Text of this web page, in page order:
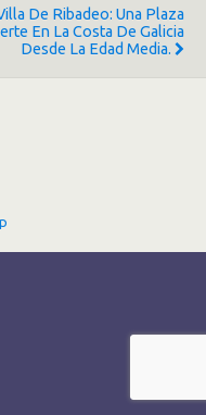
De Ribadeo: Una Plaza
En La Costa De Galicia
Desde La Edad Media.